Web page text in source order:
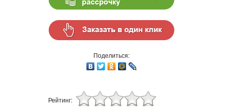
Поделиться:
Рейтинг: